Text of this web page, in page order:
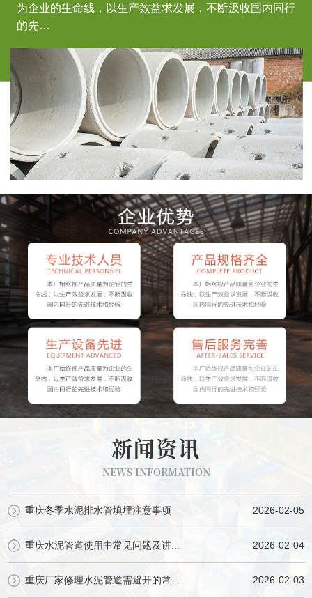
为企业的生命线，以生产效益求发展，不断汲收国内同行
的先…
新闻资讯
NEWS INFORMATION
重庆冬季水泥排水管填埋注意事项 2026-02-05
重庆水泥管道使用中常见问题及讲... 2026-02-04
重庆厂家修理水泥管道需避开的常... 2026-02-03